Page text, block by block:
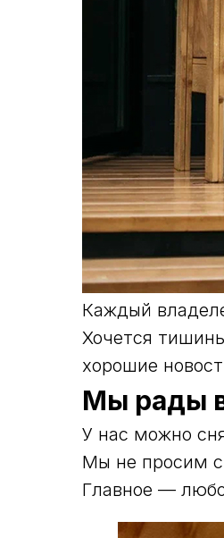
Каждый
Хочется
хорошие
Мы рады
У нас можно
Мы не просим
Главное —